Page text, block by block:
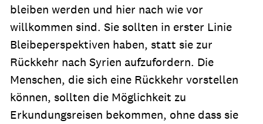
bleiben werden und hier nach wie vor
willkommen sind. Sie sollten in erster Linie
Bleibeperspektiven haben, statt sie zur
Rückkehr nach Syrien aufzufordern. Die
Menschen, die sich eine Rückkehr vorstellen
können, sollten die Möglichkeit zu
Erkundungsreisen bekommen, ohne dass sie